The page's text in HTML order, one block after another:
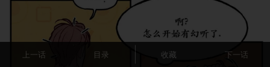
上一话 目录 收藏 下一话